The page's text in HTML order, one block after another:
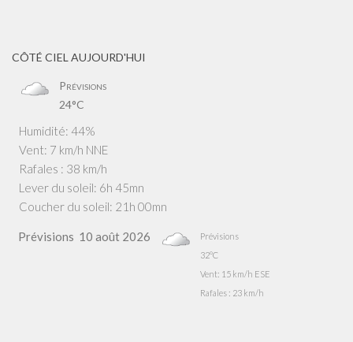
CÔTÉ CIEL AUJOURD'HUI
Prévisions
24°C
Humidité: 44%
Vent: 7 km/h NNE
Rafales : 38 km/h
Lever du soleil: 6h 45mn
Coucher du soleil: 21h 00mn
Prévisions 10 août 2026
Prévisions
32°C
Vent: 15 km/h ESE
Rafales : 23 km/h